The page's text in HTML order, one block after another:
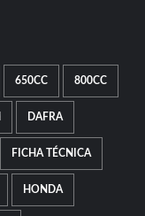
650CC 800CC
DAFRA
FICHA TÉCNICA
HONDA